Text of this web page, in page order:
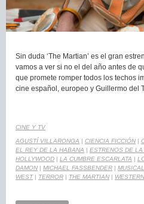
Sin duda ‘The Martian’ es el gran
vamos a ver si no el del año antes de
que promete romper todos los techos
cine español, europeo y Guillermo del
CINE Y TV
AGUSTÍ VILLARONGA | CIENCIA FICCIÓN |
EL REY DE LA HABANA | ESTRENOS DE LA
HOLLYWOOD | LA CUMBRE ESCARLATA |
DAMON | MICHAEL FASSBENDER | MUSICAL
WEST| TERROR | THE MARTIAN | WESTERN